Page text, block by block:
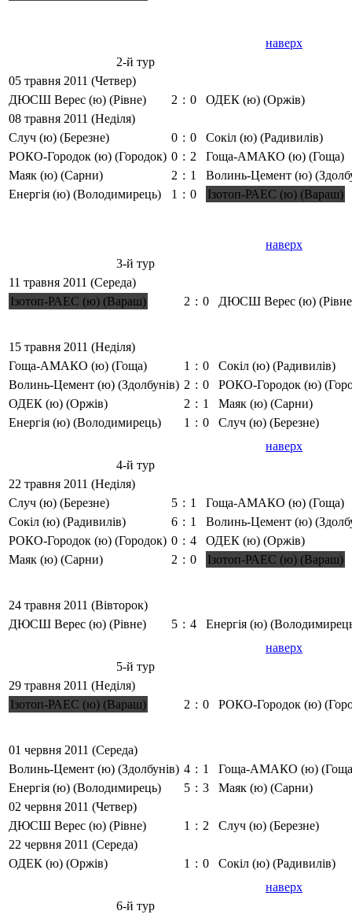
наверх
2-й тур
05 травня 2011 (Четвер)
ДЮСШ Верес (ю) (Рівне)
2 : 0
ОДЕК (ю) (Оржів)
08 травня 2011 (Неділя)
Случ (ю) (Березне)
0 : 0
Сокіл (ю) (Радивилів)
РОКО-Городок (ю) (Городок) 0 : 2
Гоща-АМАКО (ю) (Гоща)
Маяк (ю) (Сарни)
2 : 1
Волинь-Цемент (ю)
Енергія (ю) (Володимирець)
1 : 0 Ізотоп-РАЕС (ю) (Вараш)
наверх
3-й тур
11 травня 2011 (Середа)
Ізотоп-РАЕС (ю) (Вараш)
2 : 0 ДЮСШ Верес (ю)
15 травня 2011 (Неділя)
Гоща-АМАКО (ю) (Гоща)
1 : 0
Сокіл (ю) (Радивилів)
Волинь-Цемент (ю) (Здолбунів) 2 : 0
РОКО-Городок (ю)
ОДЕК (ю) (Оржів)
2 : 1
Маяк (ю) (Сарни)
Енергія (ю) (Володимирець)
1 : 0
Случ (ю) (Березне)
наверх
4-й тур
22 травня 2011 (Неділя)
Случ (ю) (Березне)
5 : 1
Гоща-АМАКО (ю) (Гоща)
Сокіл (ю) (Радивилів)
6 : 1
Волинь-Цемент (ю)
РОКО-Городок (ю) (Городок) 0 : 4
ОДЕК (ю) (Оржів)
Маяк (ю) (Сарни)
2 : 0 Ізотоп-РАЕС (ю) (Вараш)
24 травня 2011 (Вівторок)
ДЮСШ Верес (ю) (Рівне)
5 : 4
Енергія (ю)
наверх
5-й тур
29 травня 2011 (Неділя)
Ізотоп-РАЕС (ю) (Вараш)
2 : 0 РОКО-Городок (ю)
01 червня 2011 (Середа)
Волинь-Цемент (ю) (Здолбунів) 4 : 1
Гоща-АМАКО (ю)
Енергія (ю) (Володимирець)
5 : 3
Маяк (ю) (Сарни)
02 червня 2011 (Четвер)
ДЮСШ Верес (ю) (Рівне)
1 : 2
Случ (ю) (Березне)
22 червня 2011 (Середа)
ОДЕК (ю) (Оржів)
1 : 0
Сокіл (ю) (Радивилів)
наверх
6-й тур